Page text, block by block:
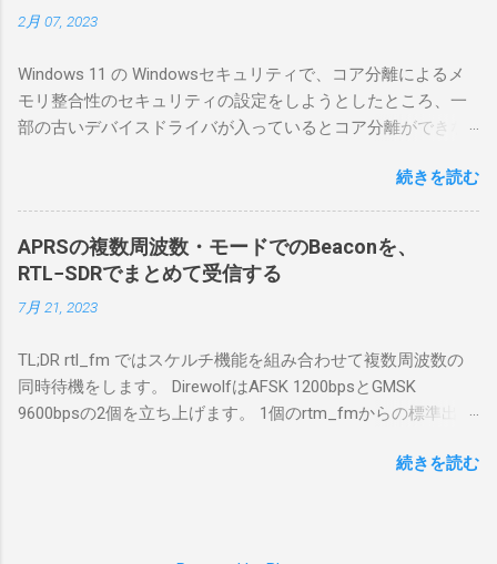
合は、下記のこれらものが必要である ICOMの
無線機。 今回は私が持っているIC-7300を使
う。 無線機側(サーバ側) のWindows PC。 今
を入れて使っている。 TPMとか入っているの
でBitLockerのDisk暗号化もでき、遠隔地で盗難
にあってもデータ流出の危険性が少ないかな
と思って。 操作側 (クライアント側) の
を使った交信を行うならば、相応なマイクな
ど。 そして、リモート操作を行うソフトウェ
アであるRS-BA1。 RS-BA1はサーバ側・クラ
イアント側の両方にインストールする。 私の
理解した無線機からサーバPC、クライアント
コンとつながり、CI-Vでのコマンドが交換で
2月 07, 2023
Windows 11 の Windowsセキュリティで、コア分離によるメ
モリ整合性のセキュリティの設定をしようとしたところ、一
部の古いデバイスドライバが入っているとコア分離ができな
で利用する Win10Pcap.sys が入っているためにコア分離がで
きないとエラーが出ておりました。 アンインストールのプロ
グラムなどを走らせてもアンインストールできなかったの
で、どのように実行すればよいのか調べながら実施しまし
た。結論としては pnputil というコマンドを用いればよかった
です。 まずは管理者権限でTerminalを実行します。
PowerShellが起動しました。 適当なファイルに、現在インス
トールされているドライバを書き出す。 pnputil /enum-
drivers > inf.txt # 上記のファイルから win10pcap を探し出す
開名が oem131.inf であるとわかりました。 公開名:
続きを読む
APRSの複数周波数・モードでのBeaconを、
RTL−SDRでまとめて受信する
7月 21, 2023
TL;DR rtl_fm ではスケルチ機能を組み合わせて複数周波数の
同時待機をします。 DirewolfはAFSK 1200bpsとGMSK
9600bpsの2個を立ち上げます。 1個のrtm_fmからの標準出力
す。 コマンドはこのようになりました。 #!/bin/bash続きを読む